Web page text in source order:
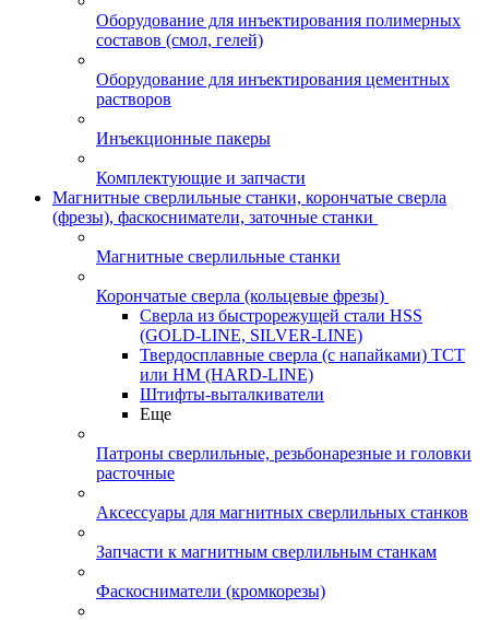
Оборудование для инъектирования полимерных
составов (смол, гелей)
Оборудование для инъектирования цементных
растворов
Инъекционные пакеры
Комплектующие и запчасти
Магнитные сверлильные станки, корончатые сверла
(фрезы), фаскосниматели, заточные станки
Магнитные сверлильные станки
Корончатые сверла (кольцевые фрезы)
Сверла из быстрорежущей стали HSS
(GOLD-LINE, SILVER-LINE)
Твердосплавные сверла (с напайками) ТСТ
или HM (HARD-LINE)
Штифты-выталкиватели
Еще
Патроны сверлильные, резьбонарезные и головки
расточные
Аксессуары для магнитных сверлильных станков
Запчасти к магнитным сверлильным станкам
Фаскосниматели (кромкорезы)